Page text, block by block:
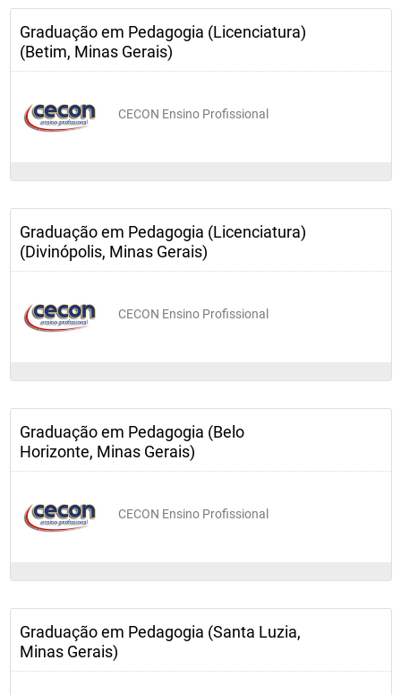
Graduação em Pedagogia (Licenciatura)
(Betim, Minas Gerais)
CECON Ensino Profissional
Graduação em Pedagogia (Licenciatura)
(Divinópolis, Minas Gerais)
CECON Ensino Profissional
Graduação em Pedagogia (Belo
Horizonte, Minas Gerais)
CECON Ensino Profissional
Graduação em Pedagogia (Santa Luzia,
Minas Gerais)